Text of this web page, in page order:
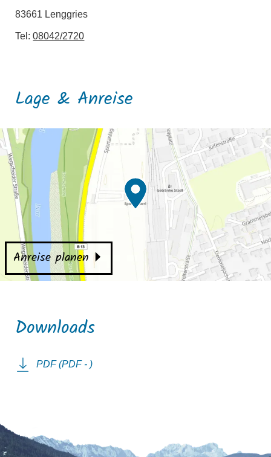
83661 Lenggries
Tel:08042/2720
Lage & Anreise
Anreise planen
Downloads
PDF (PDF - )